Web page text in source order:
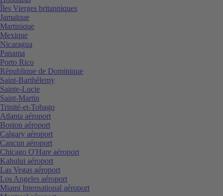
Îles Vierges britanniques
Jamaïque
Martinique
Mexique
Nicaragua
Panama
Porto Rico
République de Dominique
Saint-Barthélemy
Sainte-Lucie
Saint-Martin
Trinité-et-Tobago
Atlanta aéroport
Boston aéroport
Calgary aéroport
Cancun aéroport
Chicago O'Hare aéroport
Kahului aéroport
Las Vegas aéroport
Los Angeles aéroport
Miami International aéroport